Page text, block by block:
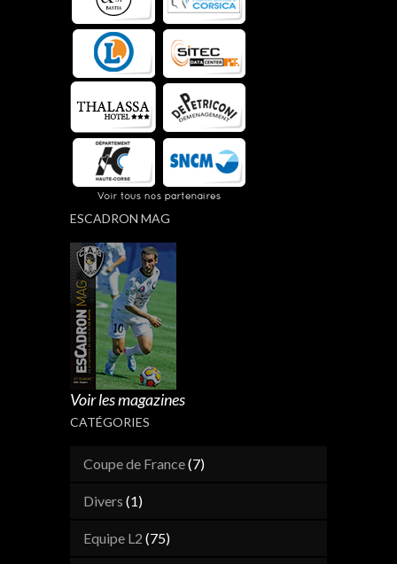
ESCADRON MAG
Voir les magazines
CATÉGORIES
Coupe de France(7)
Divers (1)
Equipe L2 (75)